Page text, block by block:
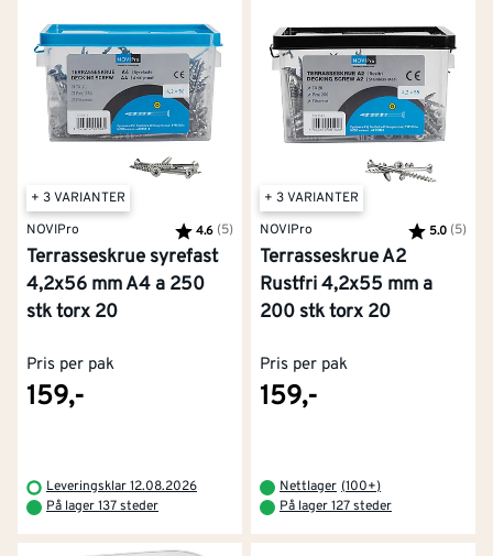
+ 3 VARIANTER
NOVIPro
Karakter:
4.6 (5) av 5 mulige
Terrasseskrue syrefast
4,2x56 mm A4 a 250
stk torx 20
Pris per pak
159,-
Leveringsklar 12.08.2026
På lager 137 steder
+ 3 VARIANTER
NOVIPro
Karakter:
5.0 (5)
Terrasseskrue A2
Rustfri 4,2x55 mm a
200 stk torx 20
Pris per pak
159,-
Nettlager (100+)
På lager 127 steder